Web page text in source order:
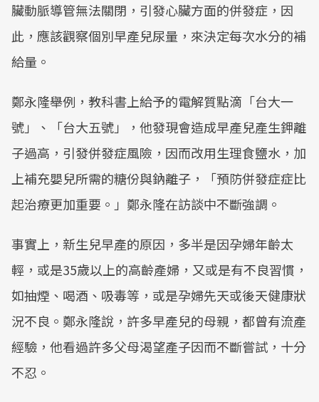
臟動脈導管無法關閉，引發心臟方面的併發症，因
此，應該觀察個別早產兒尿量，來決定每次水分的補
給量。
鄭永隆舉例，教科書上給予的電解質點滴「台大一
號」、「台大五號」，他發現會造成早產兒產生鉀離
子過高，引發併發症風險，因而改用生理食鹽水，加
上補充嬰兒所需的糖份與鈉離子，「預防併發症症比
起治療更加重要。」鄭永隆在訪談中不斷強調。
事實上，新生兒早產的原因，多半是因孕婦年齡太
輕，或是35歲以上的高齡產婦，又或是有不良習慣，
如抽煙、喝酒、吸毒等，或是孕婦先天或後天健康狀
況不良。鄭永隆說，許多早產兒的母親，都曾有流產
經驗，他看過許多父母渴望產子因而不斷嘗試，十分
不忍。